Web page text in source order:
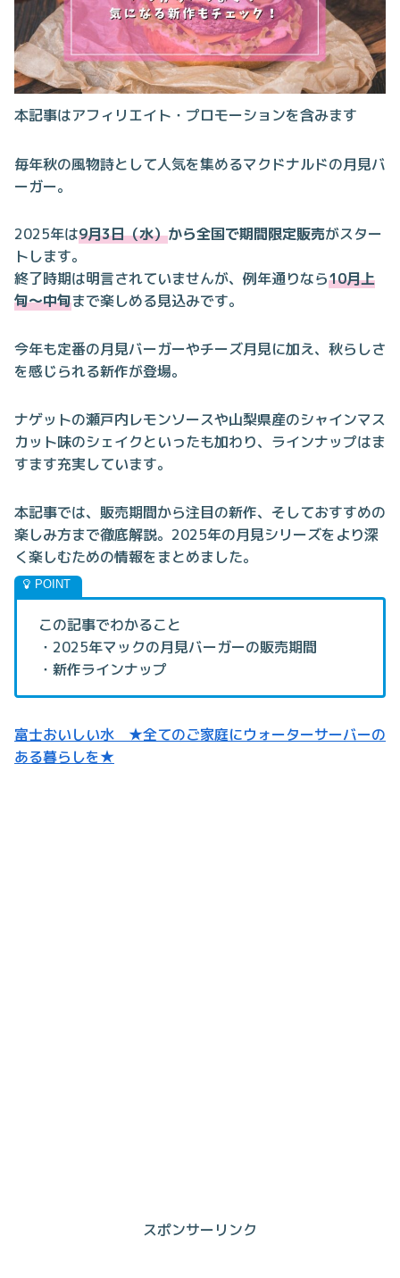
本記事はアフィリエイト・プロモーションを含みます
毎年秋の風物詩として人気を集めるマクドナルドの月見バ
ーガー。
2025年は9月3日（水）から全国で期間限定販売がスター
トします。
終了時期は明言されていませんが、例年通りなら10月上
旬〜中旬まで楽しめる見込みです。
今年も定番の月見バーガーやチーズ月見に加え、秋らしさ
を感じられる新作が登場。
ナゲットの瀬戸内レモンソースや山梨県産のシャインマス
カット味のシェイクといったも加わり、ラインナップはま
すます充実しています。
本記事では、販売期間から注目の新作、そしておすすめの
楽しみ方まで徹底解説。2025年の月見シリーズをより深
く楽しむための情報をまとめました。
この記事でわかること
・2025年マックの月見バーガーの販売期間
・新作ラインナップ
富士おいしい水 ★全てのご家庭にウォーターサーバーの
ある暮らしを★
スポンサーリンク